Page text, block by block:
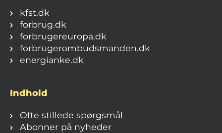
kfst.dk
forbrug.dk
forbrugereuropa.dk
forbrugerombudsmanden.dk
energianke.dk
Indhold
Ofte stillede spørgsmål
Abonner på nyheder